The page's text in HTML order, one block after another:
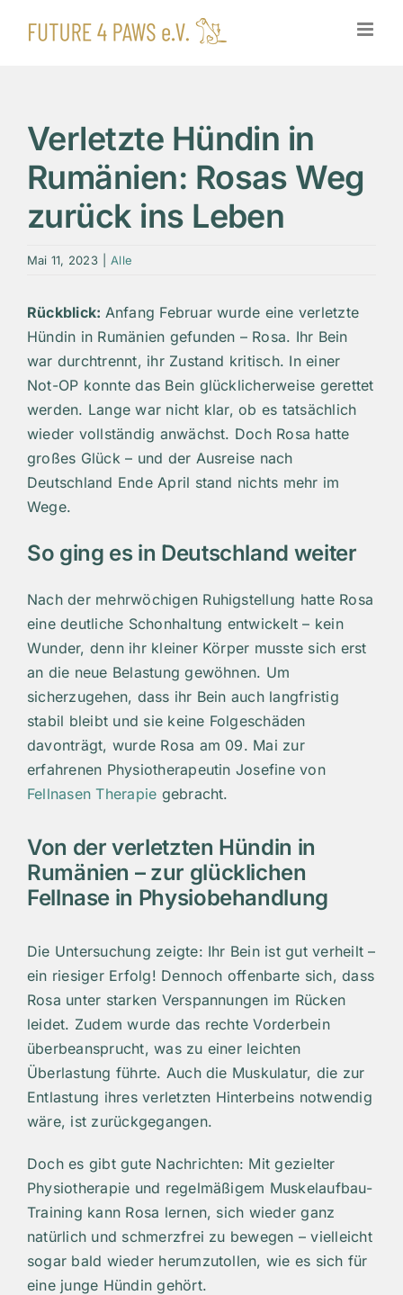
Inhalt
Verletzte Hündin in
Rumänien: Rosas Weg
zurück ins Leben
Mai 11, 2023 Alle
Rückblick: Anfang Februar wurde eine verletzte
Hündin in Rumänien gefunden – Rosa. Ihr Bein
war durchtrennt, ihr Zustand kritisch. In einer
Not-OP konnte das Bein glücklicherweise gerettet
werden. Lange war nicht klar, ob es tatsächlich
wieder vollständig anwächst. Doch Rosa hatte
großes Glück – und der Ausreise nach
Deutschland Ende April stand nichts mehr im
Wege.
So ging es in Deutschland weiter
Nach der mehrwöchigen Ruhigstellung hatte Rosa
eine deutliche Schonhaltung entwickelt – kein
Wunder, denn ihr kleiner Körper musste sich erst
an die neue Belastung gewöhnen. Um
sicherzugehen, dass ihr Bein auch langfristig
stabil bleibt und sie keine Folgeschäden
davonträgt, wurde Rosa am 09. Mai zur
erfahrenen Physiotherapeutin Josefine von
Fellnasen Therapie gebracht.
Von der verletzten Hündin in
Rumänien – zur glücklichen
Fellnase in Physiobehandlung
Die Untersuchung zeigte: Ihr Bein ist gut verheilt –
ein riesiger Erfolg! Dennoch offenbarte sich, dass
Rosa unter starken Verspannungen im Rücken
leidet. Zudem wurde das rechte Vorderbein
überbeansprucht, was zu einer leichten
Überlastung führte. Auch die Muskulatur, die zur
Entlastung ihres verletzten Hinterbeins notwendig
wäre, ist zurückgegangen.
Doch es gibt gute Nachrichten: Mit gezielter
Physiotherapie und regelmäßigem Muskelaufbau-
Training kann Rosa lernen, sich wieder ganz
natürlich und schmerzfrei zu bewegen – vielleicht
sogar bald wieder herumzutollen, wie es sich für
eine junge Hündin gehört.